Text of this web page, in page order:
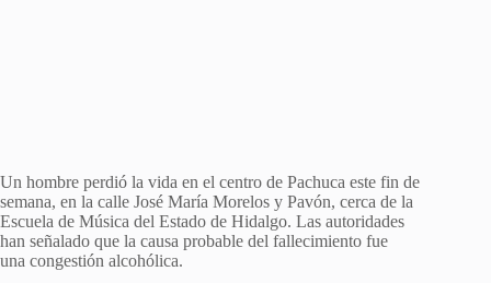
Un hombre perdió la vida en el centro de Pachuca este fin de
semana, en la calle José María Morelos y Pavón, cerca de la
Escuela de Música del Estado de Hidalgo. Las autoridades
han señalado que la causa probable del fallecimiento fue
una congestión alcohólica.